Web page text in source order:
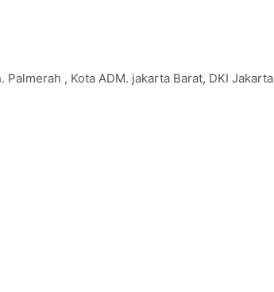
, Kota ADM. jakarta Barat, DKI